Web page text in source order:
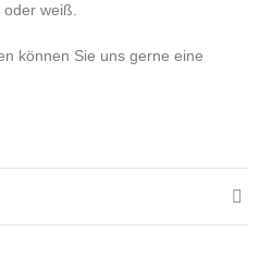
weiß.
können Sie uns gerne eine